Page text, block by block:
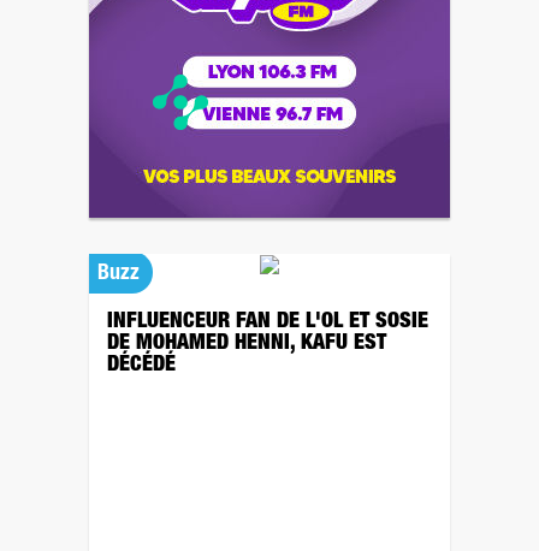
Buzz
INFLUENCEUR FAN DE L'OL ET SOSIE
DE MOHAMED HENNI, KAFU EST
DÉCÉDÉ